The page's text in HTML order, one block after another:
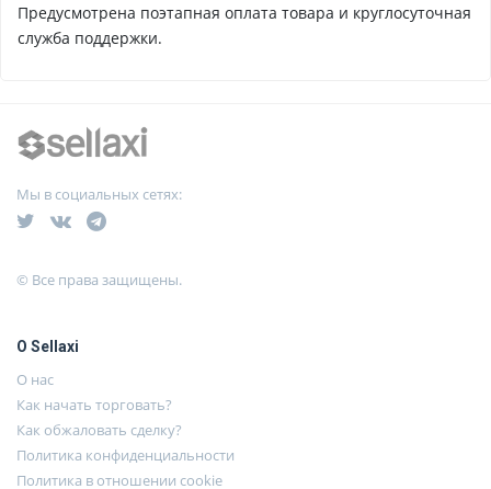
Предусмотрена поэтапная оплата товара и круглосуточная
служба поддержки.
Мы в социальных сетях:
© Все права защищены.
О Sellaxi
О нас
Как начать торговать?
Как обжаловать сделку?
Политика конфиденциальности
Политика в отношении cookie